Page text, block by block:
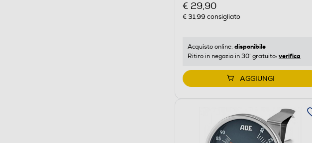
€ 29,90
€ 31,99 consigliato
Acquisto online: disponibile
Ritiro in negozio in 30' gratuito: verifica
AGGIUNGI